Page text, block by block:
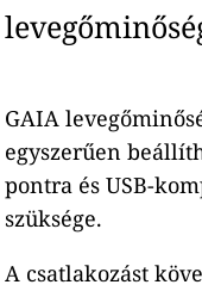
GAIA
egyszerűen
pontra és USB-
szüksége.
A csatlakozást